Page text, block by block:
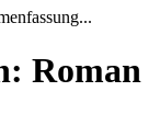
Roman